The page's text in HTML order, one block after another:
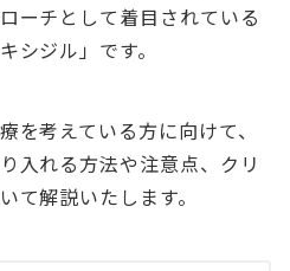
ーチとして着目されている
シジル」です。
を考えている方に向けて、
入れる方法や注意点、クリ
て解説いたします。